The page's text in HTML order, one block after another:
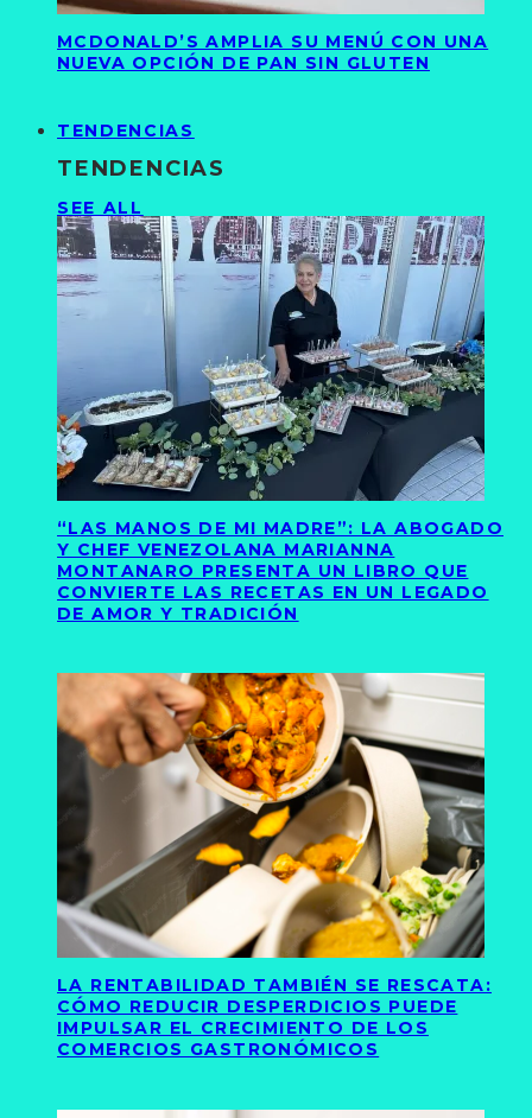
MCDONALD’S AMPLIA SU MENÚ CON UNA
NUEVA OPCIÓN DE PAN SIN GLUTEN
TENDENCIAS
TENDENCIAS
SEE ALL
“LAS MANOS DE MI MADRE”: LA ABOGADO
Y CHEF VENEZOLANA MARIANNA
MONTANARO PRESENTA UN LIBRO QUE
CONVIERTE LAS RECETAS EN UN LEGADO
DE AMOR Y TRADICIÓN
LA RENTABILIDAD TAMBIÉN SE RESCATA:
CÓMO REDUCIR DESPERDICIOS PUEDE
IMPULSAR EL CRECIMIENTO DE LOS
COMERCIOS GASTRONÓMICOS